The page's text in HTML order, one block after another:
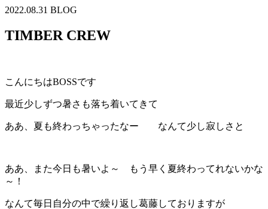
2022.08.31 BLOG
TIMBER CREW
こんにちはBOSSです
最近少しずつ暑さも落ち着いてきて
ああ、夏も終わっちゃったなー なんて少し寂しさと
ああ、また今日も暑いよ～ もう早く夏終わってれないかな
～！
なんて毎日自分の中で繰り返し葛藤しておりますが